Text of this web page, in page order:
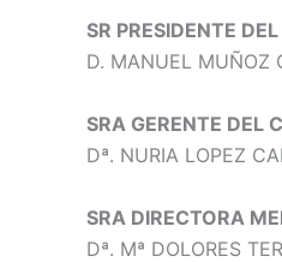
SR PRESIDENTE
D. MANUEL MUÑOZ
SRA GERENTE DEL
Dª. NURIA LOPEZ
SRA DIRECTORA
Dª. Mª DOLORES